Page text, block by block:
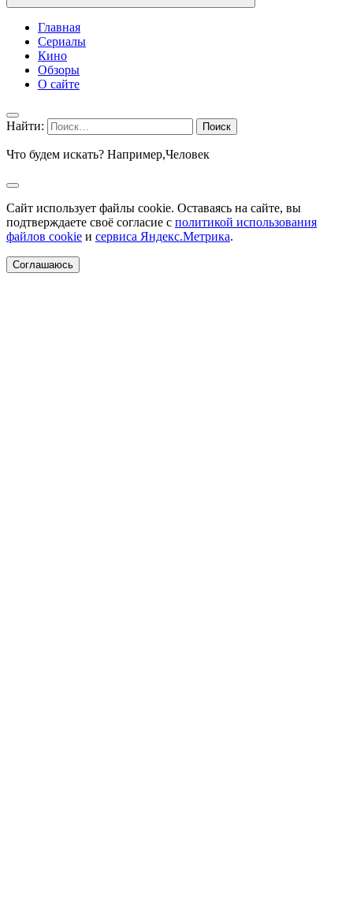
Главная
Сериалы
Кино
Обзоры
О сайте
Найти:
Что будем искать? Например,Человек
Сайт использует файлы cookie. Оставаясь на сайте, вы
подтверждаете своё согласие с политикой использования
файлов cookie и сервиса Яндекс.Метрика.
Соглашаюсь